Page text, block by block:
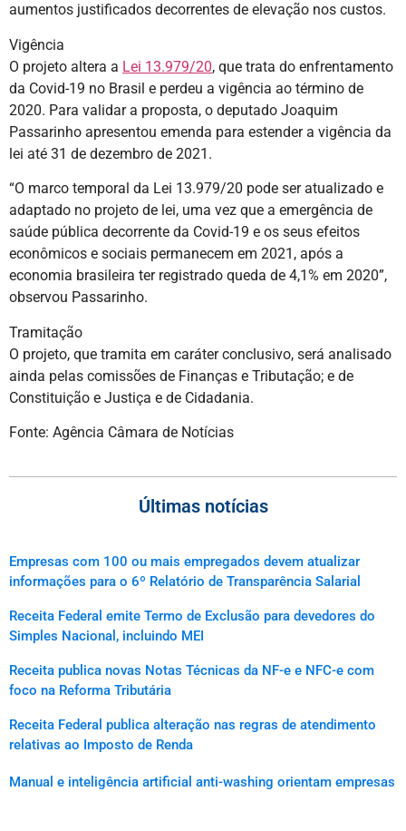
aumentos justificados decorrentes de elevação nos custos.
Vigência
O projeto altera a Lei 13.979/20, que trata do enfrentamento
da Covid-19 no Brasil e perdeu a vigência ao término de
2020. Para validar a proposta, o deputado Joaquim
Passarinho apresentou emenda para estender a vigência da
lei até 31 de dezembro de 2021.
“O marco temporal da Lei 13.979/20 pode ser atualizado e
adaptado no projeto de lei, uma vez que a emergência de
saúde pública decorrente da Covid-19 e os seus efeitos
econômicos e sociais permanecem em 2021, após a
economia brasileira ter registrado queda de 4,1% em 2020”,
observou Passarinho.
Tramitação
O projeto, que tramita em caráter conclusivo, será analisado
ainda pelas comissões de Finanças e Tributação; e de
Constituição e Justiça e de Cidadania.
Fonte: Agência Câmara de Notícias
Últimas notícias
Empresas com 100 ou mais empregados devem atualizar
informações para o 6º Relatório de Transparência Salarial
Receita Federal emite Termo de Exclusão para devedores do
Simples Nacional, incluindo MEI
Receita publica novas Notas Técnicas da NF-e e NFC-e com
foco na Reforma Tributária
Receita Federal publica alteração nas regras de atendimento
relativas ao Imposto de Renda
Manual e inteligência artificial anti-washing orientam empresas